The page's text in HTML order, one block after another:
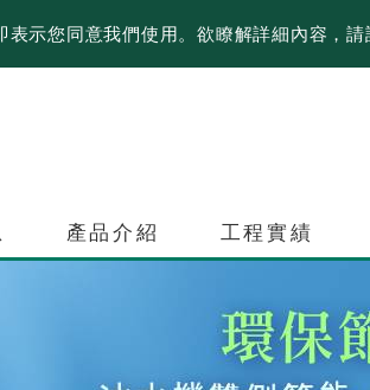
示您同意我們使用。欲瞭解詳細內容，請
產品介紹 工程實績